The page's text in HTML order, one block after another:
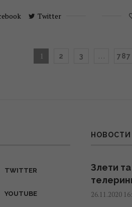
Twitter
1 2 3 … 787
TWITTER
YOUTUBE
Злети та
26.11.2020